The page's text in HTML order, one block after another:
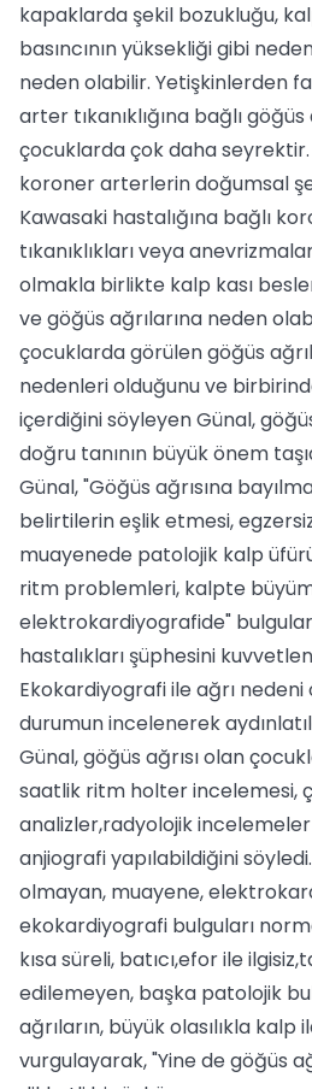
kapaklarda şekil bozukluğu,
basıncının yüksekliği gibi
neden olabilir. Yetişkinlerden
arter tıkanıklığına bağlı
çocuklarda çok daha
koroner arterlerin doğumsal
Kawasaki hastalığına bağlı
tıkanıklıkları veya
olmakla birlikte kalp kası
ve göğüs ağrılarına neden
çocuklarda görülen göğüs
nedenleri olduğunu ve
içerdiğini söyleyen Günal,
doğru tanının büyük önem
Günal, "Göğüs ağrısına
belirtilerin eşlik etmesi,
muayenede patolojik kalp
ritm problemleri, kalpte
elektrokardiyografide" bulgular
hastalıkları şüphesini
Ekokardiyografi ile ağrı
durumun incelenerek
Günal, göğüs ağrısı olan
saatlik ritm holter incelemesi,
analizler,radyolojik
anjiografi yapılabildiğini
olmayan, muayene,
ekokardiyografi bulguları
kısa süreli, batıcı,efor ile
edilemeyen, başka patolojik
ağrıların, büyük olasılıkla kalp
vurgulayarak, "Yine de göğüs